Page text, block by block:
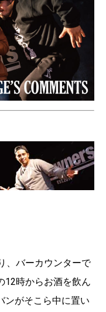
、バーカウンターで
12時からお酒を飲ん
ンがそこら中に置い